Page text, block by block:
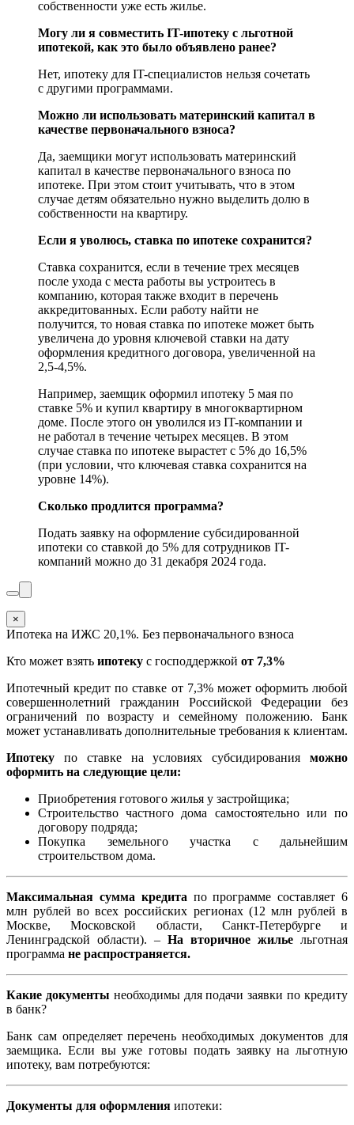
собственности уже есть жилье.
Могу ли я совместить IT-ипотеку с льготной
ипотекой, как это было объявлено ранее?
Нет, ипотеку для IT-специалистов нельзя сочетать
с другими программами.
Можно ли использовать материнский капитал в
качестве первоначального взноса?
Да, заемщики могут использовать материнский
капитал в качестве первоначального взноса по
ипотеке. При этом стоит учитывать, что в этом
случае детям обязательно нужно выделить долю в
собственности на квартиру.
Если я уволюсь, ставка по ипотеке сохранится?
Ставка сохранится, если в течение трех месяцев
после ухода с места работы вы устроитесь в
компанию, которая также входит в перечень
аккредитованных. Если работу найти не
получится, то новая ставка по ипотеке может быть
увеличена до уровня ключевой ставки на дату
оформления кредитного договора, увеличенной на
2,5-4,5%.
Например, заемщик оформил ипотеку 5 мая по
ставке 5% и купил квартиру в многоквартирном
доме. После этого он уволился из IT-компании и
не работал в течение четырех месяцев. В этом
случае ставка по ипотеке вырастет с 5% до 16,5%
(при условии, что ключевая ставка сохранится на
уровне 14%).
Сколько продлится программа?
Подать заявку на оформление субсидированной
ипотеки со ставкой до 5% для сотрудников IT-
компаний можно до 31 декабря 2024 года.
×
Ипотека на ИЖС 20,1%. Без первоначального взноса
Кто может взять ипотеку с господдержкой от 7,3%
Ипотечный кредит по ставке от 7,3% может оформить любой
совершеннолетний гражданин Российской Федерации без
ограничений по возрасту и семейному положению. Банк
может устанавливать дополнительные требования к клиентам.
Ипотеку по ставке на условиях субсидирования можно
оформить на следующие цели:
Приобретения готового жилья у застройщика;
Строительство частного дома самостоятельно или по
договору подряда;
Покупка земельного участка с дальнейшим
строительством дома.
Максимальная сумма кредита по программе составляет 6
млн рублей во всех российских регионах (12 млн рублей в
Москве, Московской области, Санкт-Петербурге и
Ленинградской области). – На вторичное жилье льготная
программа не распространяется.
Какие документы необходимы для подачи заявки по кредиту
в банк?
Банк сам определяет перечень необходимых документов для
заемщика. Если вы уже готовы подать заявку на льготную
ипотеку, вам потребуются:
Документы для оформления ипотеки: